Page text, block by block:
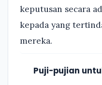
keputusan secara
kepada yang
mereka.
Puji-pujian